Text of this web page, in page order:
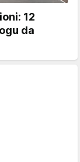
12
da